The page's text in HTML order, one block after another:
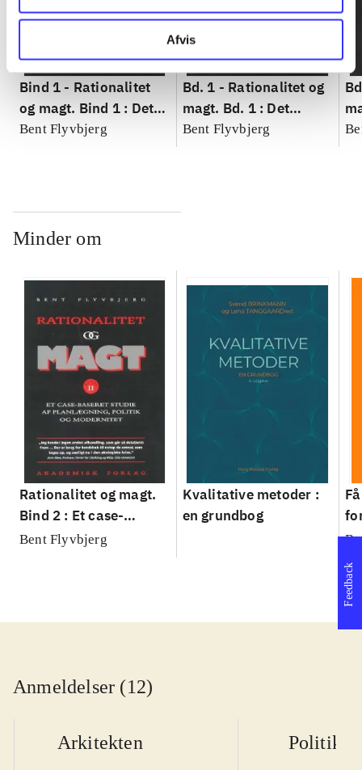
Afvis
Bind 1 - Rationalitet
og magt. Bind 1 : Det
konkretes videnskab
Bent Flyvbjerg
Bd. 1 - Rationalitet og
magt. Bd. 1 : Det
konkretes videnskab
Bent Flyvbjerg
Minder om
Rationalitet og magt.
Bind 2 : Et case-
baseret studie af
Bent Flyvbjerg
Kvalitative metoder :
en grundbog
Anmeldelser (12)
Arkitekten Politiken
Feedback